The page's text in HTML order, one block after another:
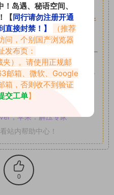
进行审核后删除。
研究使用，未经原版权作者许
请在下载24小时内删除！
材，建议升级对应的VIP。
均有备份 ”，素材以主流网盘分
下载对应的软件操作，
；苹果：解压专家
站内帮助中心！
0
岛遇、秘语空间、
【同行请勿注册开通
接封禁！】
（推荐
问，个别国产浏览器
发布页：
夹）。请使用正规邮
邮箱、微软、Google
箱，否则收不到验证
交工单】